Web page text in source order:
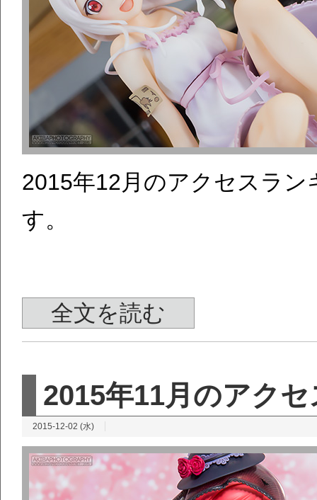
2015年12月のアクセスラ
す。
全文を読む
2015年11月のアク
2015-12-02 (水)